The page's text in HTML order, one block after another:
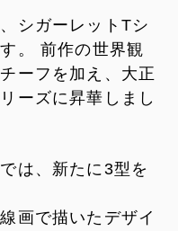
シガーレットTシ
。 前作の世界観
ーフを加え、大正
ーズに昇華しまし
は、新たに3型を
画で描いたデザイ